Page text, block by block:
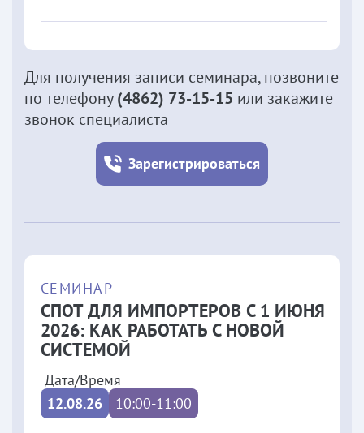
Для получения записи семинара, позвоните
по телефону(4862) 73-15-15 или закажите
звонок специалиста
Зарегистрироваться
СЕМИНАР
СПОТ ДЛЯ ИМПОРТЕРОВ С 1 ИЮНЯ
2026: КАК РАБОТАТЬ С НОВОЙ
СИСТЕМОЙ
Дата/Время
12.08.26
10:00-11:00